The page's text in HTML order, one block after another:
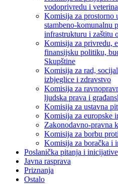
vodoprivredu i
Komisija za prostorno
stambeno-komunalnu
infrastrukturu i zaštitu
Komisija za privredu,
finansijsku politiku,
Skupštine
Komisija za rad,
izbjeglice i zdravstvo
Komisija za
ljudska prava i
Komisija za ustavna
Komisija za europske
Zakonodavno-pravna
Komisija za borbu
Komisija za boračka i
Poslanička pitanja i inicijative
Javna rasprava
Priznanja
Ostalo